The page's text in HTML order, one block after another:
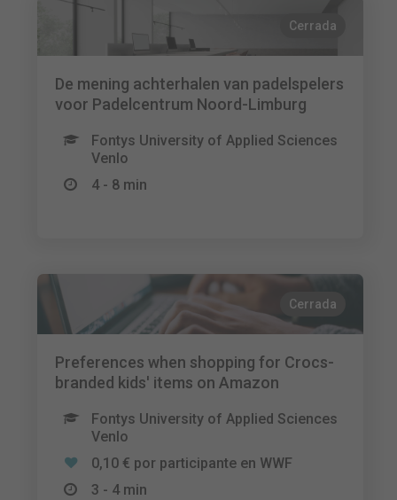
Cerrada
De mening achterhalen van padelspelers
voor Padelcentrum Noord-Limburg
Fontys University of Applied Sciences
Venlo
4 - 8 min
Cerrada
Preferences when shopping for Crocs-
branded kids' items on Amazon
Fontys University of Applied Sciences
Venlo
0,10 € por participante en WWF
3 - 4 min